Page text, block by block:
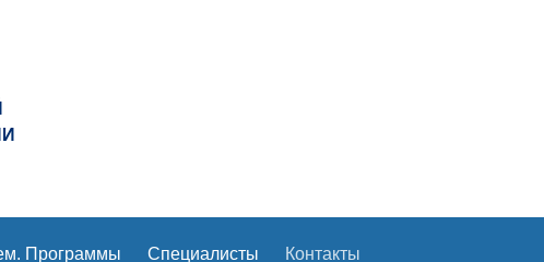
Программы Специалисты Контакты